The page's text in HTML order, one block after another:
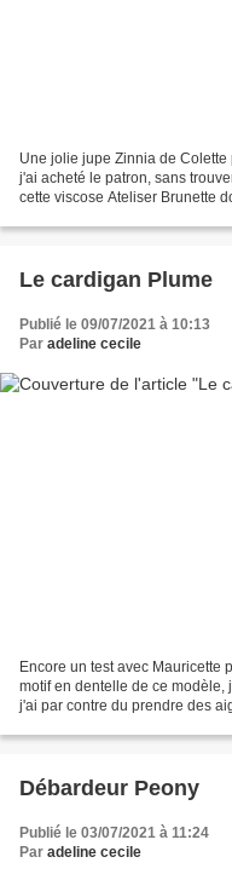
Une jolie jupe Zinnia de
j'ai acheté le patron, sans
cette viscose Ateliser Brunette
Le cardigan Plume
Publié le 09/07/2021 à 10:13
Par adeline cecile
Encore un test avec Mauricette
motif en dentelle de ce modèle,
j'ai par contre du prendre des
Débardeur Peony
Publié le 03/07/2021 à 11:24
Par adeline cecile